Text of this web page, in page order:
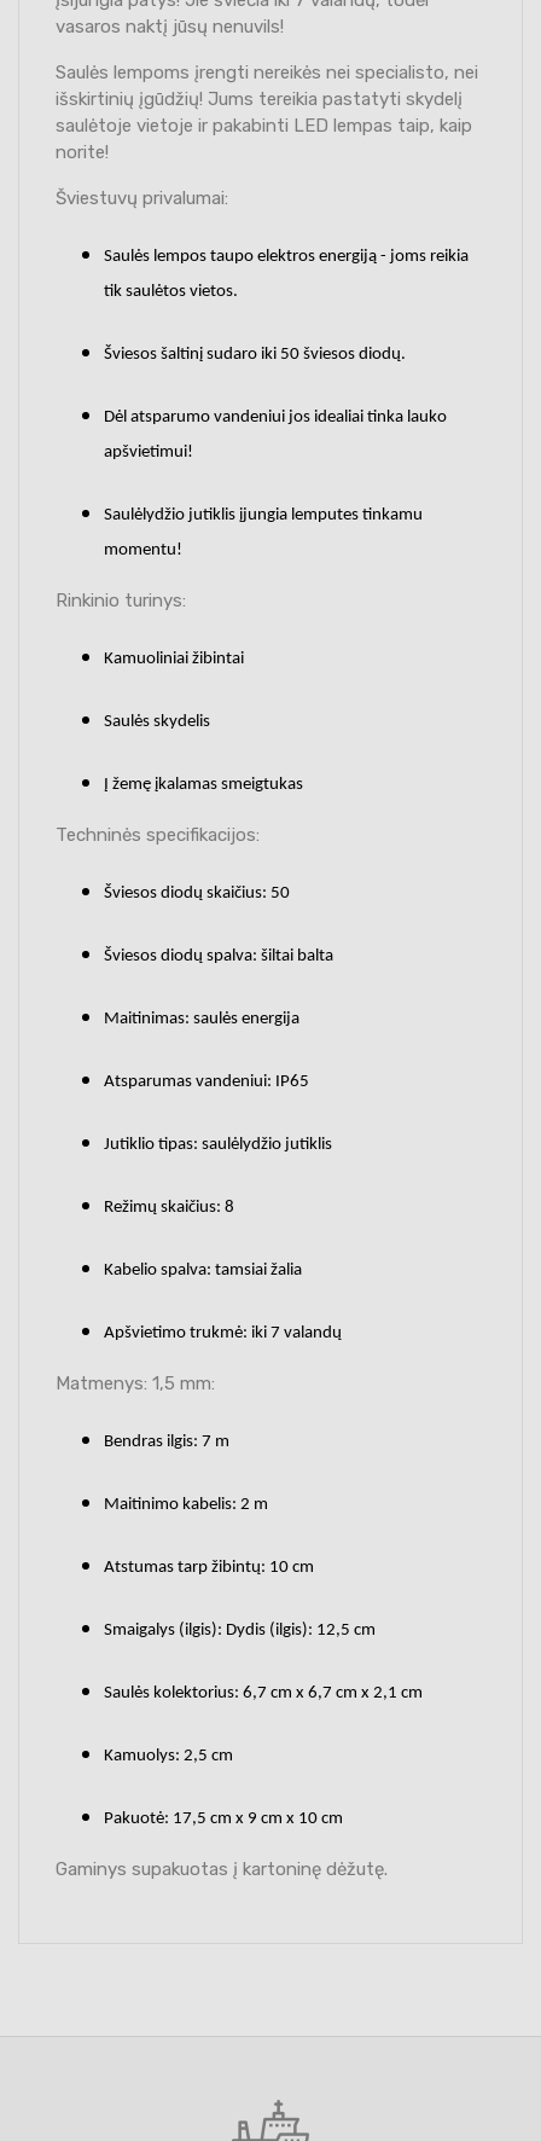
vasaros naktį jūsų nenuvils!
Saulės lempoms įrengti nereikės nei specialisto, nei
išskirtinių įgūdžių! Jums tereikia pastatyti skydelį
saulėtoje vietoje ir pakabinti LED lempas taip, kaip
norite!
Šviestuvų privalumai:
Saulės lempos taupo elektros energiją - joms reikia
tik saulėtos vietos.
Šviesos šaltinį sudaro iki 50 šviesos diodų.
Dėl atsparumo vandeniui jos idealiai tinka lauko
apšvietimui!
Saulėlydžio jutiklis įjungia lemputes tinkamu
momentu!
Rinkinio turinys:
Kamuoliniai žibintai
Saulės skydelis
Į žemę įkalamas smeigtukas
Techninės specifikacijos:
Šviesos diodų skaičius: 50
Šviesos diodų spalva: šiltai balta
Maitinimas: saulės energija
Atsparumas vandeniui: IP65
Jutiklio tipas: saulėlydžio jutiklis
Režimų skaičius: 8
Kabelio spalva: tamsiai žalia
Apšvietimo trukmė: iki 7 valandų
Matmenys: 1,5 mm:
Bendras ilgis: 7 m
Maitinimo kabelis: 2 m
Atstumas tarp žibintų: 10 cm
Smaigalys (ilgis): Dydis (ilgis): 12,5 cm
Saulės kolektorius: 6,7 cm x 6,7 cm x 2,1 cm
Kamuolys: 2,5 cm
Pakuotė: 17,5 cm x 9 cm x 10 cm
Gaminys supakuotas į kartoninę dėžutę.